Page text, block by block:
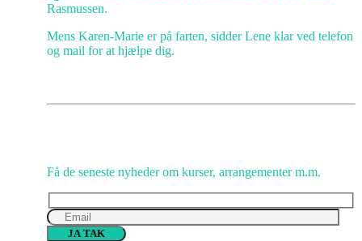
Rasmussen.
Mens Karen-Marie er på farten, sidder Lene klar ved telefon
og mail for at hjælpe dig.
Få de seneste nyheder om kurser, arrangementer m.m.